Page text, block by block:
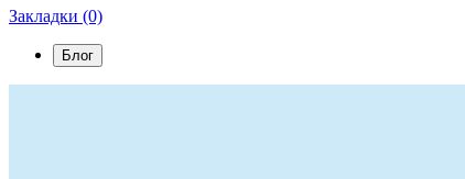
Закладки (0)
Блог